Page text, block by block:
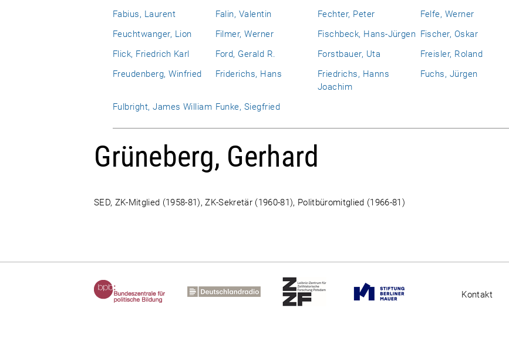
Fabius, Laurent Falin, Valentin Fechter, Peter
Felfe, Werner
Feuchtwanger, Lion
Filmer, Werner Fischbeck, Hans-Jürgen Fischer, Oskar
Flick, Friedrich Karl
Ford, Gerald R. Forstbauer, Uta
Freisler, Roland
Freudenberg, Winfried
Friderichs, Hans
Friedrichs, Hanns
Joachim
Fuchs, Jürgen
Fulbright, James William Funke, Siegfried
Grüneberg, Gerhard
SED, ZK-Mitglied (1958-81), ZK-Sekretär (1960-81), Politbüromitglied (1966-81)
Kontakt